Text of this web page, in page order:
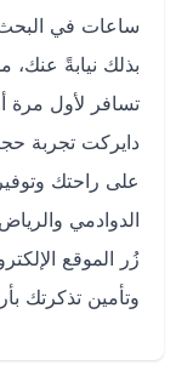
ساعات في البحث عن
بذلك نيابةً عنك، مما
تسافر لأول مرة أو
دايركت تجربة حجز
على راحتك وتوفير
الدوادمي والرياض
زُر الموقع
وتأمين تذكرتك بأرخص